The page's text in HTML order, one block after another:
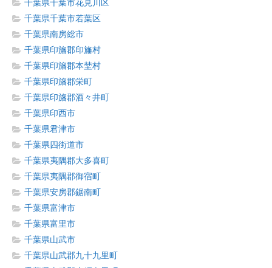
千葉県千葉市花見川区
千葉県千葉市若葉区
千葉県南房総市
千葉県印旛郡印旛村
千葉県印旛郡本埜村
千葉県印旛郡栄町
千葉県印旛郡酒々井町
千葉県印西市
千葉県君津市
千葉県四街道市
千葉県夷隅郡大多喜町
千葉県夷隅郡御宿町
千葉県安房郡鋸南町
千葉県富津市
千葉県富里市
千葉県山武市
千葉県山武郡九十九里町